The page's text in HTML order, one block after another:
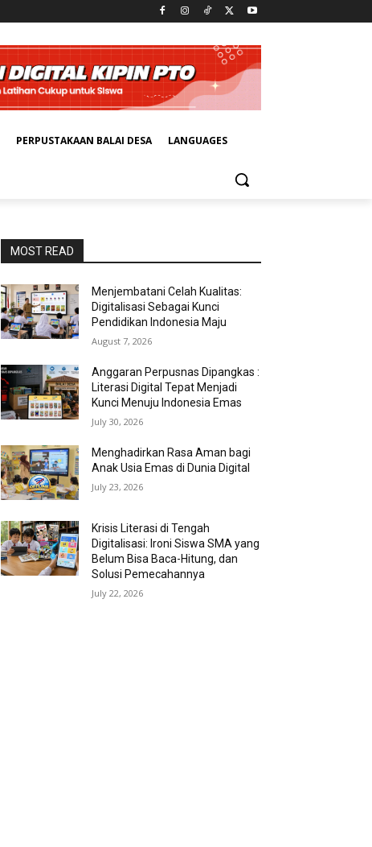
PERPUSTAKAAN BALAI DESA LANGUAGES
MOST READ
Menjembatani Celah Kualitas:
Digitalisasi Sebagai Kunci
Pendidikan Indonesia Maju
August 7, 2026
Anggaran Perpusnas Dipangkas :
Literasi Digital Tepat Menjadi
Kunci Menuju Indonesia Emas
July 30, 2026
Menghadirkan Rasa Aman bagi
Anak Usia Emas di Dunia Digital
July 23, 2026
Krisis Literasi di Tengah
Digitalisasi: Ironi Siswa SMA yang
Belum Bisa Baca-Hitung, dan
Solusi Pemecahannya
July 22, 2026